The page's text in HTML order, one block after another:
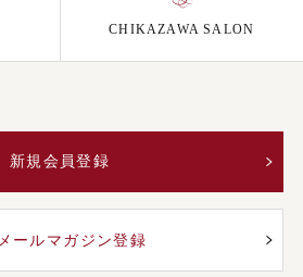
CHIKAZAWA SALON
新規会員登録
メールマガジン登録